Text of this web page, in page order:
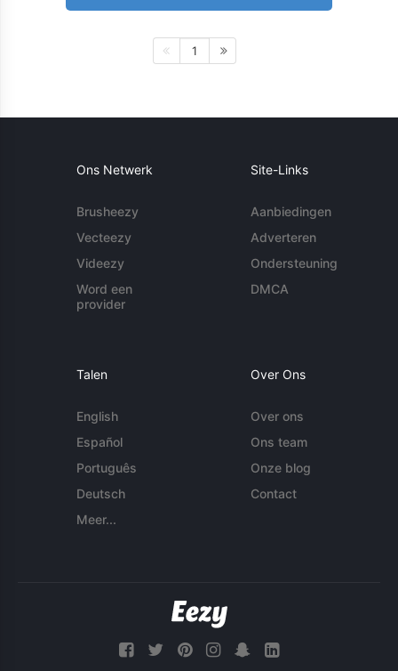
1
Ons Netwerk
Brusheezy
Vecteezy
Videezy
Word een
provider
Site-Links
Aanbiedingen
Adverteren
Ondersteuning
DMCA
Talen
English
Español
Português
Deutsch
Meer...
Over Ons
Over ons
Ons team
Onze blog
Contact